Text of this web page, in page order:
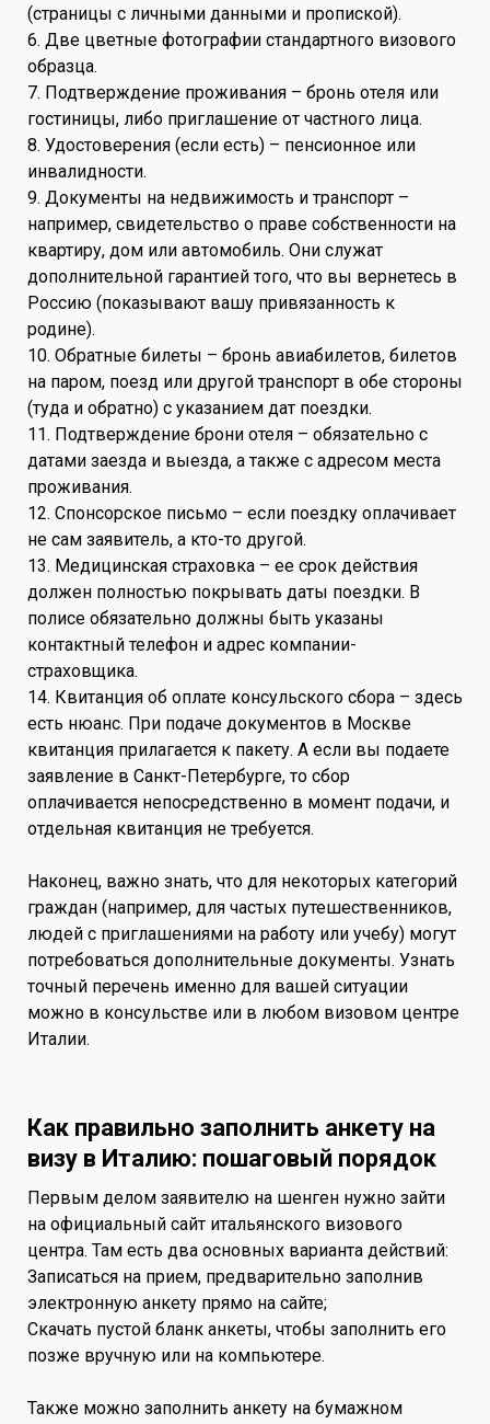
(страницы с личными данными и пропиской).
6. Две цветные фотографии стандартного визового
образца.
7. Подтверждение проживания – бронь отеля или
гостиницы, либо приглашение от частного лица.
8. Удостоверения (если есть) – пенсионное или
инвалидности.
9. Документы на недвижимость и транспорт –
например, свидетельство о праве собственности на
квартиру, дом или автомобиль. Они служат
дополнительной гарантией того, что вы вернетесь в
Россию (показывают вашу привязанность к
родине).
10. Обратные билеты – бронь авиабилетов, билетов
на паром, поезд или другой транспорт в обе стороны
(туда и обратно) с указанием дат поездки.
11. Подтверждение брони отеля – обязательно с
датами заезда и выезда, а также с адресом места
проживания.
12. Спонсорское письмо – если поездку оплачивает
не сам заявитель, а кто-то другой.
13. Медицинская страховка – ее срок действия
должен полностью покрывать даты поездки. В
полисе обязательно должны быть указаны
контактный телефон и адрес компании-
страховщика.
14. Квитанция об оплате консульского сбора – здесь
есть нюанс. При подаче документов в Москве
квитанция прилагается к пакету. А если вы подаете
заявление в Санкт-Петербурге, то сбор
оплачивается непосредственно в момент подачи, и
отдельная квитанция не требуется.
Наконец, важно знать, что для некоторых категорий
граждан (например, для частых путешественников,
людей с приглашениями на работу или учебу) могут
потребоваться дополнительные документы. Узнать
точный перечень именно для вашей ситуации
можно в консульстве или в любом визовом центре
Италии.
Как правильно заполнить анкету на
визу в Италию: пошаговый порядок
Первым делом заявителю на шенген нужно зайти
на официальный сайт итальянского визового
центра. Там есть два основных варианта действий:
Записаться на прием, предварительно заполнив
электронную анкету прямо на сайте;
Скачать пустой бланк анкеты, чтобы заполнить его
позже вручную или на компьютере.
Также можно заполнить анкету на бумажном